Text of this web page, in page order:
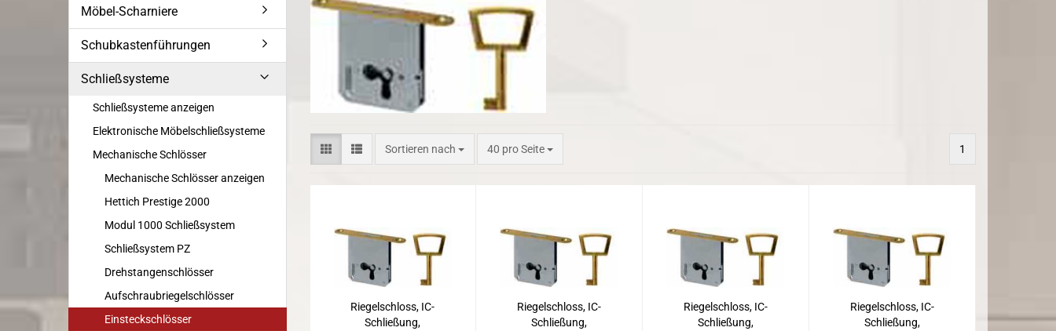
Sortieren nach
Sortieren nach 40 pro Seite
pro Seite 1
Riegelschloss, IC-
Schließung,
Riegelschloss, IC-
Schließung,
Riegelschloss, IC-
Schließung,
Riegelschloss, IC-
Schließung,
Möbel-Scharniere
Schubkastenführungen
Schließsysteme
Schließsysteme anzeigen
Elektronische Möbelschließsysteme
Mechanische Schlösser
Mechanische Schlösser anzeigen
Hettich Prestige 2000
Modul 1000 Schließsystem
Schließsystem PZ
Drehstangenschlösser
Aufschraubriegelschlösser
Einsteckschlösser